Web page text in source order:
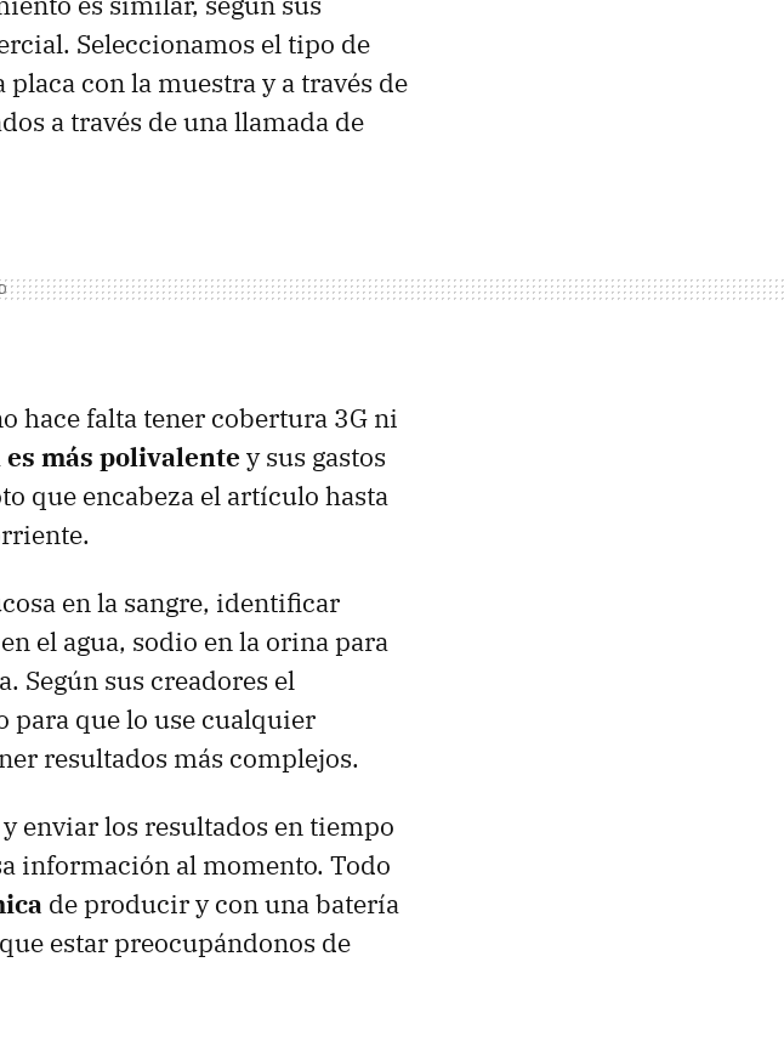
Seleccionamos el tipo de
con la muestra y a través de
a través de una llamada de
hace falta tener cobertura 3G ni
más polivalente y sus gastos
que encabeza el artículo hasta
en la sangre, identificar
el agua, sodio en la orina para
Según sus creadores el
para que lo use cualquier
resultados más complejos.
enviar los resultados en tiempo
información al momento. Todo
de producir y con una batería
estar preocupándonos de